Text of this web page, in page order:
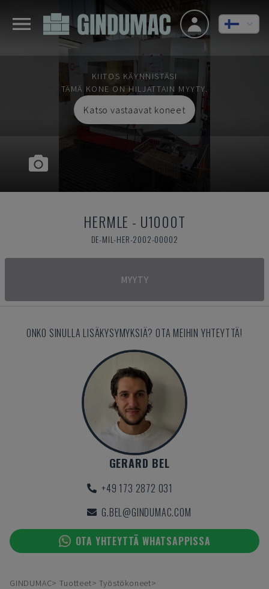
KIITOS KÄYNNISTÄSI
TÄMÄ KONE ON HILJATTAIN MYYTY.
Katso vastaavat koneet
HERMLE - U1000T
DE-MIL-HER-2002-00002
MYYTY
ONKO SINULLA LISÄKYSYMYKSIÄ? OTA MEIHIN YHTEYTTÄ!
GERARD BEL
+49 173 2872 031
G.BEL@GINDUMAC.COM
OTA YHTEYTTÄ WHATSAPPISSA
GINDUMAC Tuotteet
Työstökoneet